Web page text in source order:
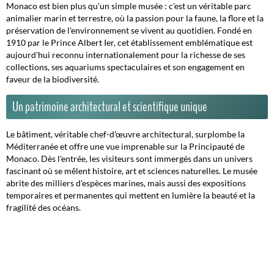
Monaco est bien plus qu'un simple musée : c'est un véritable parc
animalier marin et terrestre, où la passion pour la faune, la flore et la
préservation de l'environnement se vivent au quotidien. Fondé en
1910 par le Prince Albert Ier, cet établissement emblématique est
aujourd'hui reconnu internationalement pour la richesse de ses
collections, ses aquariums spectaculaires et son engagement en
faveur de la biodiversité.
Un patrimoine architectural et scientifique unique
Le bâtiment, véritable chef-d'œuvre architectural, surplombe la
Méditerranée et offre une vue imprenable sur la Principauté de
Monaco. Dès l'entrée, les visiteurs sont immergés dans un univers
fascinant où se mêlent histoire, art et sciences naturelles. Le musée
abrite des milliers d'espèces marines, mais aussi des expositions
temporaires et permanentes qui mettent en lumière la beauté et la
fragilité des océans.